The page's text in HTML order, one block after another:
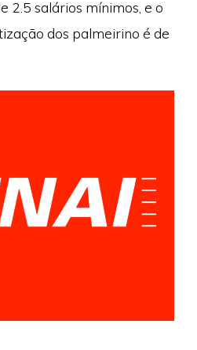
2.5 salários mínimos, e o
dos palmeirino é de